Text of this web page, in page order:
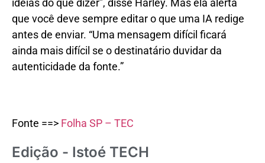
ideias do que dizer”, disse Harley. Mas ela alerta
que você deve sempre editar o que uma IA redige
antes de enviar. “Uma mensagem difícil ficará
ainda mais difícil se o destinatário duvidar da
autenticidade da fonte.”
Fonte ==> Folha SP – TEC
Edição - Istoé TECH